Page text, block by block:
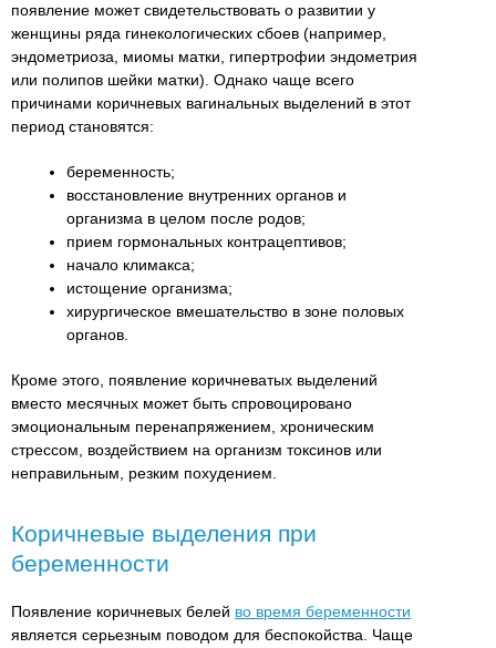
появление может свидетельствовать о развитии у
женщины ряда гинекологических сбоев (например,
эндометриоза, миомы матки, гипертрофии эндометрия
или полипов шейки матки). Однако чаще всего
причинами коричневых вагинальных выделений в этот
период становятся:
беременность;
восстановление внутренних органов и
организма в целом после родов;
прием гормональных контрацептивов;
начало климакса;
истощение организма;
хирургическое вмешательство в зоне половых
органов.
Кроме этого, появление коричневатых выделений
вместо месячных может быть спровоцировано
эмоциональным перенапряжением, хроническим
стрессом, воздействием на организм токсинов или
неправильным, резким похудением.
Коричневые выделения при
беременности
Появление коричневых белей во время беременности
является серьезным поводом для беспокойства. Чаще